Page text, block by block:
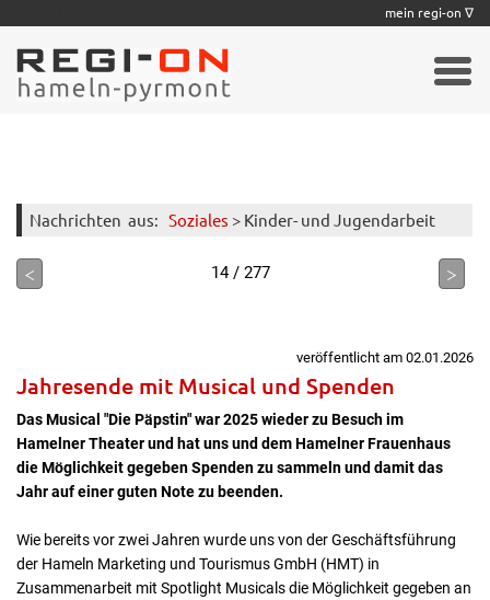
Nachrichten aus: Soziales > Kinder- und Jugendarbeit
< 14 / 277 >
veröffentlicht am 02.01.2026
Jahresende mit Musical und Spenden
Das Musical "Die Päpstin" war 2025 wieder zu Besuch im
Hamelner Theater und hat uns und dem Hamelner Frauenhaus
die Möglichkeit gegeben Spenden zu sammeln und damit das
Jahr auf einer guten Note zu beenden.
Wie bereits vor zwei Jahren wurde uns von der Geschäftsführung
der Hameln Marketing und Tourismus GmbH (HMT) in
Zusammenarbeit mit Spotlight Musicals die Möglichkeit gegeben an
mein regi-on ∇